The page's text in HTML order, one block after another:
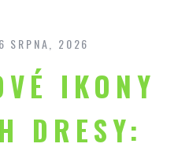
content
SRPNA, 2026
IKONY
DRESY: